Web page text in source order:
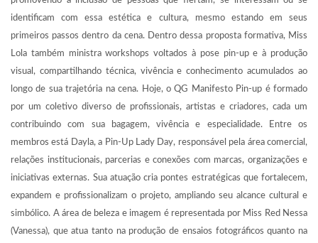
identificam com essa estética e cultura, mesmo estando em seus
primeiros passos dentro da cena. Dentro dessa proposta formativa, Miss
Lola também ministra workshops voltados à pose pin-up e à produção
visual, compartilhando técnica, vivência e conhecimento acumulados ao
longo de sua trajetória na cena. Hoje, o QG Manifesto Pin-up é formado
por um coletivo diverso de profissionais, artistas e criadores, cada um
contribuindo com sua bagagem, vivência e especialidade. Entre os
membros está Dayla, a Pin-Up Lady Day, responsável pela área comercial,
relações institucionais, parcerias e conexões com marcas, organizações e
iniciativas externas. Sua atuação cria pontes estratégicas que fortalecem,
expandem e profissionalizam o projeto, ampliando seu alcance cultural e
simbólico. A área de beleza e imagem é representada por Miss Red Nessa
(Vanessa), que atua tanto na produção de ensaios fotográficos quanto na